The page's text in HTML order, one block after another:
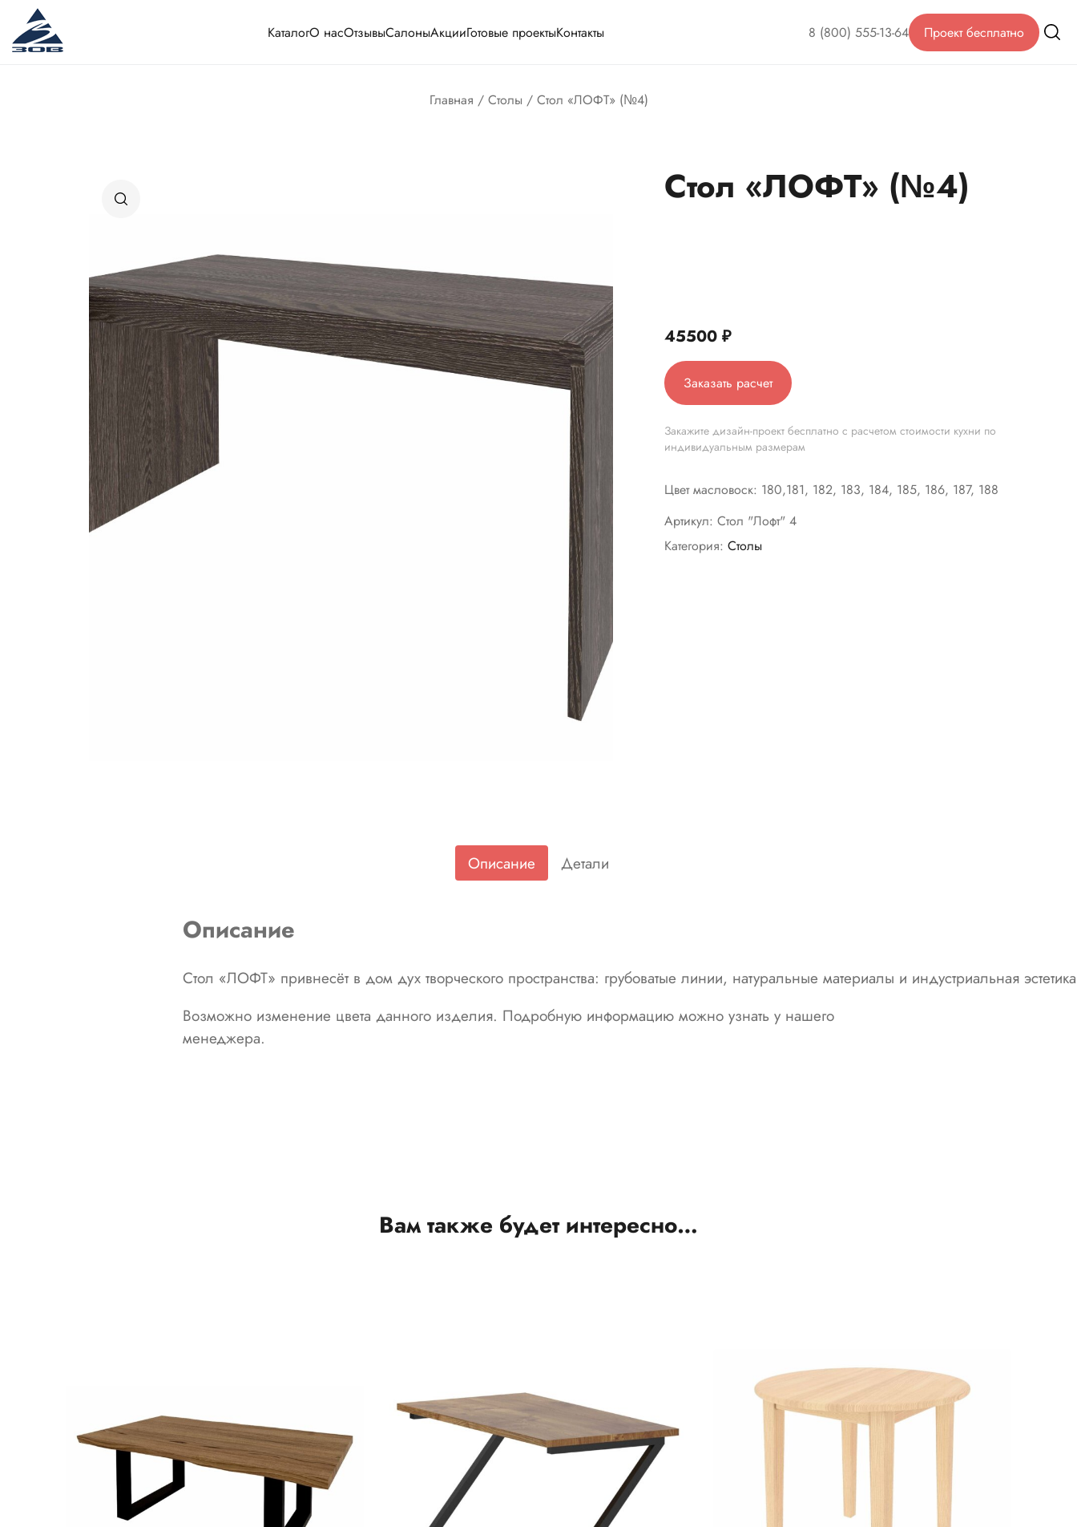
КаталогО насОтзывыСалоныАкцииГотовые проектыКонтакты 8 (800) 555-13-64 Проект бесплатно
Главная / Столы / Стол «ЛОФТ» (№4)
Стол «ЛОФТ» (№4)
45500 ₽
Заказать расчет
Закажите дизайн-проект бесплатно с расчетом стоимости кухни по
индивидуальным размерам
Цвет масловоск: 180,181, 182, 183, 184, 185, 186, 187, 188
Артикул: Стол "Лофт" 4
Категория: Столы
Описание Детали
Описание
Стол «ЛОФТ» привнесёт в дом дух творческого пространства: грубоватые линии, натуральные материалы и индустриальная
Возможно изменение цвета данного изделия. Подробную информацию можно узнать у нашего
менеджера.
Вам также будет интересно…